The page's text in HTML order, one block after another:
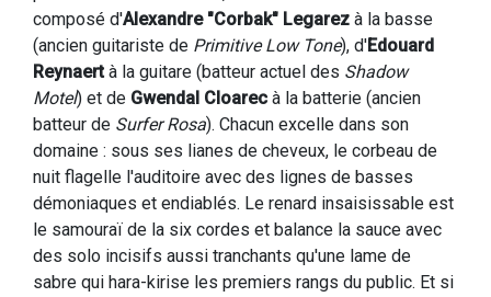
composé d'Alexandre "Corbak" Legarez à la basse
(ancien guitariste de Primitive Low Tone), d'Edouard
Reynaertà la guitare (batteur actuel des Shadow
Motel) et de Gwendal Cloarec à la batterie (ancien
batteur de Surfer Rosa). Chacun excelle dans son
domaine : sous ses lianes de cheveux, le corbeau de
nuit flagelle l'auditoire avec des lignes de basses
démoniaques et endiablés. Le renard insaisissable est
le samouraï de la six cordes et balance la sauce avec
des solo incisifs aussi tranchants qu'une lame de
sabre qui hara-kirise les premiers rangs du public. Et si